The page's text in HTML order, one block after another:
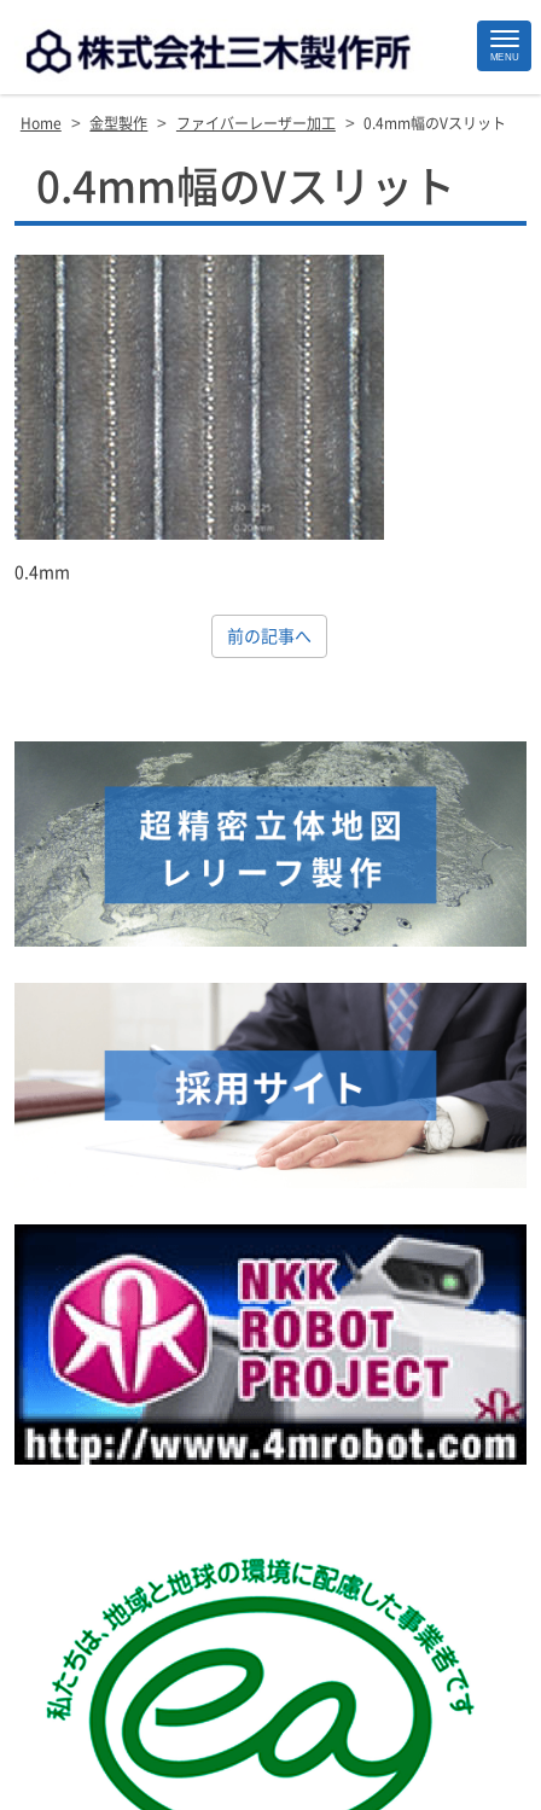
MENU
Home > 金型製作 > ファイバーレーザー加工 > 0.4mm幅のVスリット
0.4mm幅のVスリット
0.4mm
前の記事へ
Site
Footer